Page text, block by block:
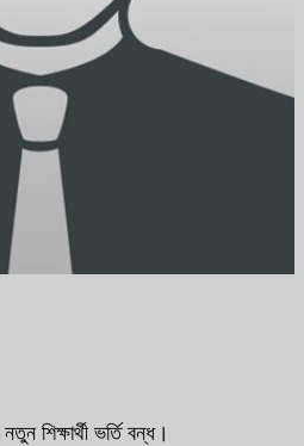
শিক্ষার্থী ভর্তি বন্ধ।